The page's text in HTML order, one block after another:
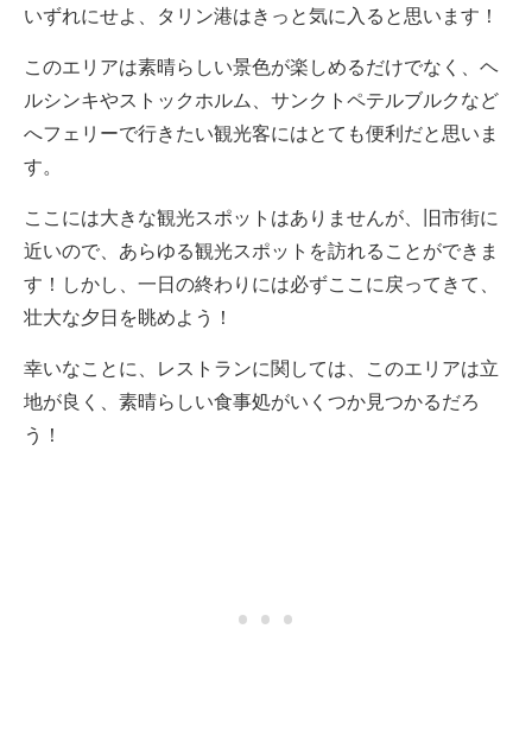
いずれにせよ、タリン港はきっと気に入ると思います！
このエリアは素晴らしい景色が楽しめるだけでなく、ヘ
ルシンキやストックホルム、サンクトペテルブルクなど
へフェリーで行きたい観光客にはとても便利だと思いま
す。
ここには大きな観光スポットはありませんが、旧市街に
近いので、あらゆる観光スポットを訪れることができま
す！しかし、一日の終わりには必ずここに戻ってきて、
壮大な夕日を眺めよう！
幸いなことに、レストランに関しては、このエリアは立
地が良く、素晴らしい食事処がいくつか見つかるだろ
う！